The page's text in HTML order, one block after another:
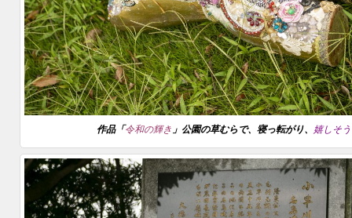
作品「令和の輝き 」公園の草むらで、寝っ転がり、 嬉しそ